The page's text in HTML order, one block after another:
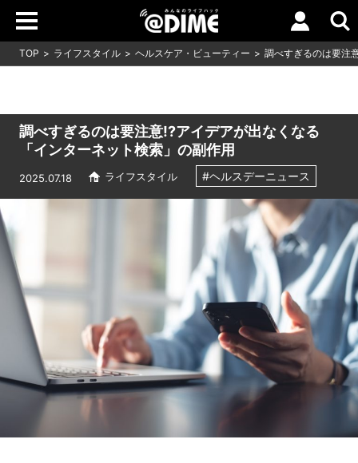
TOP ライフスタイル ヘルスケア・ビューティー 調べすぎるのは要注
調べすぎるのは要注意!?アイデアが出なくなる
「インターネット検索」の副作用
2025.07.18 ライフスタイル #ヘルスデーニュース